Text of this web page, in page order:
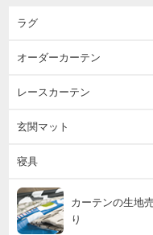
ラグ
オーダーカーテン
レースカーテン
玄関マット
寝具
カーテンの生地売
り